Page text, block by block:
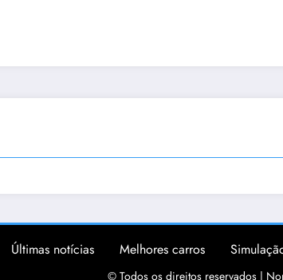
Últimas notícias Melhores carros
© Todos os direitos reservados |